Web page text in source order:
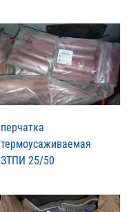
перчатка
термоусаживаемая
ЗТПИ 25/50